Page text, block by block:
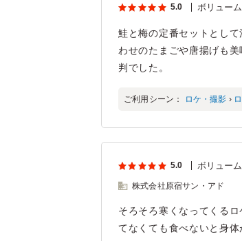
5.0 ボリューム
鮭と梅の定番セットとし
わせのたまごや唐揚げも
判でした。
ご利用シーン： ロケ・撮影 ›
5.0 ボリューム
株式会社原宿サン・アド
そろそろ寒くなってくる
てなくても食べないと身